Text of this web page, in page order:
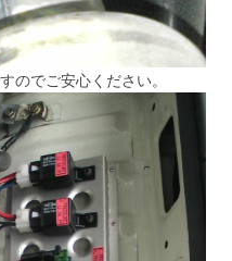
のでご安心ください。